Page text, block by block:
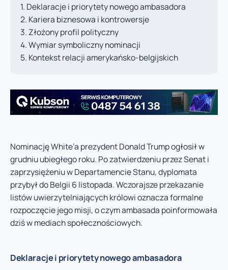
Deklaracje i priorytety nowego ambasadora
Kariera biznesowa i kontrowersje
Złożony profil polityczny
Wymiar symboliczny nominacji
Kontekst relacji amerykańsko-belgijskich
Nominację White’a prezydent Donald Trump ogłosił w
grudniu ubiegłego roku. Po zatwierdzeniu przez Senat i
zaprzysiężeniu w Departamencie Stanu, dyplomata
przybył do Belgii 6 listopada. Wczorajsze przekazanie
listów uwierzytelniających królowi oznacza formalne
rozpoczęcie jego misji, o czym ambasada poinformowała
dziś w mediach społecznościowych.
Deklaracje i priorytety nowego ambasadora